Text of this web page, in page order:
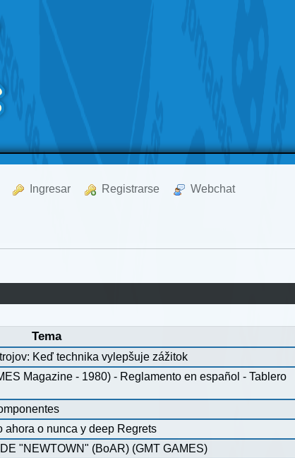
Ingresar Registrarse Webchat
Tema
Keď technika vylepšuje zážitok
Magazine - 1980) - Reglamento en español - Tablero
ahora o nunca y deep Regrets
"NEWTOWN" (BoAR) (GMT GAMES)